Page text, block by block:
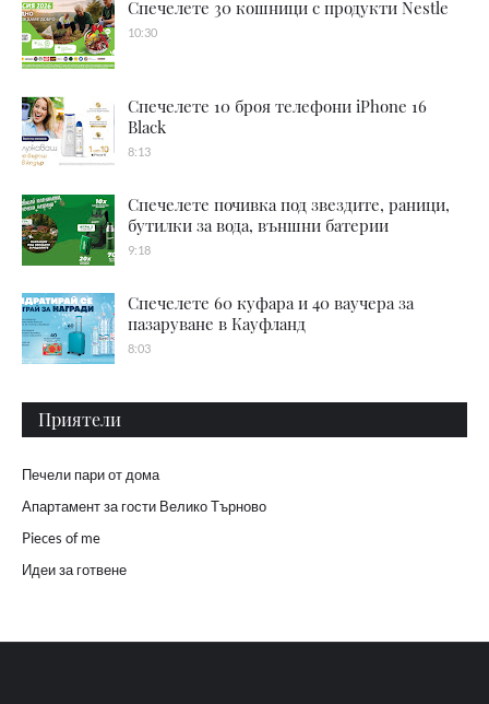
Спечелете 30 кошници с продукти Nestle
10:30
Спечелете 10 броя телефони iPhone 16
Black
8:13
Спечелете почивка под звездите, раници,
бутилки за вода, външни батерии
9:18
Спечелете 60 куфара и 40 ваучера за
пазаруване в Кауфланд
8:03
Приятели
Печели пари от дома
Апартамент за гости Велико Търново
Pieces of me
Идеи за готвене